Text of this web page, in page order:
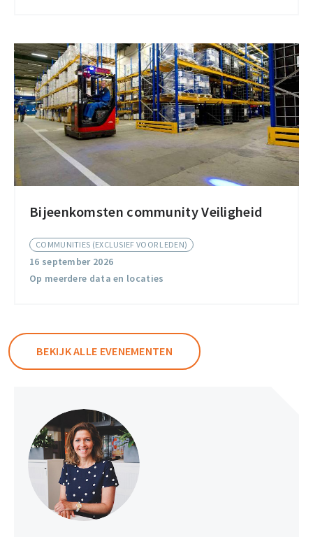
Bijeenkomsten community Veiligheid
COMMUNITIES (EXCLUSIEF VOOR LEDEN)
16 september 2026
Op meerdere data en locaties
Bijeenkomsten
Veiligheid
BEKIJK ALLE EVENEMENTEN